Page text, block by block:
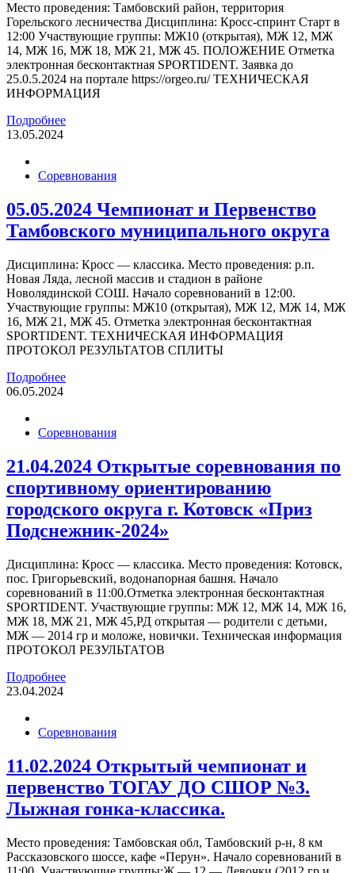
Место проведения: Тамбовский район, территория
Горельского лесничества Дисциплина: Кросс-спринт Старт в
12:00 Участвующие группы: МЖ10 (открытая), МЖ 12, МЖ
14, МЖ 16, МЖ 18, МЖ 21, МЖ 45. ПОЛОЖЕНИЕ Отметка
электронная бесконтактная SPORTIDENT. Заявка до
25.0.5.2024 на портале https://orgeo.ru/ ТЕХНИЧЕСКАЯ
ИНФОРМАЦИЯ
Подробнее
13.05.2024
Соревнования
05.05.2024 Чемпионат и Первенство
Тамбовского муниципального округа
Дисциплина: Кросс — классика. Место проведения: р.п.
Новая Ляда, лесной массив и стадион в районе
Новолядинской СОШ. Начало соревнований в 12:00.
Участвующие группы: МЖ10 (открытая), МЖ 12, МЖ 14, МЖ
16, МЖ 21, МЖ 45. Отметка электронная бесконтактная
SPORTIDENT. ТЕХНИЧЕСКАЯ ИНФОРМАЦИЯ
ПРОТОКОЛ РЕЗУЛЬТАТОВ СПЛИТЫ
Подробнее
06.05.2024
Соревнования
21.04.2024 Открытые соревнования по
спортивному ориентированию
городского округа г. Котовск «Приз
Подснежник-2024»
Дисциплина: Кросс — классика. Место проведения: Котовск,
пос. Григорьевский, водонапорная башня. Начало
соревнований в 11:00.Отметка электронная бесконтактная
SPORTIDENT. Участвующие группы: МЖ 12, МЖ 14, МЖ 16,
МЖ 18, МЖ 21, МЖ 45,РД открытая — родители с детьми,
МЖ — 2014 гр и моложе, новички. Техническая информация
ПРОТОКОЛ РЕЗУЛЬТАТОВ
Подробнее
23.04.2024
Соревнования
11.02.2024 Открытый чемпионат и
первенство ТОГАУ ДО СШОР №3.
Лыжная гонка-классика.
Место проведения: Тамбовская обл, Тамбовский р-н, 8 км
Рассказовского шоссе, кафе «Перун». Начало соревнований в